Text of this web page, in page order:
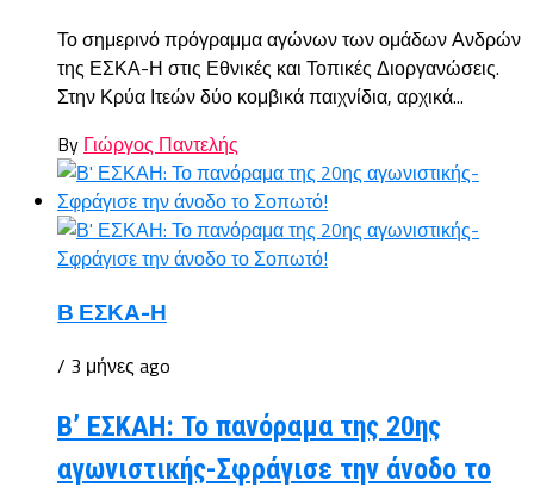
Το σημερινό πρόγραμμα αγώνων των ομάδων Ανδρών
της ΕΣΚΑ-Η στις Εθνικές και Τοπικές Διοργανώσεις.
Στην Κρύα Ιτεών δύο κομβικά παιχνίδια, αρχικά...
By Γιώργος Παντελής
Β ΕΣΚΑ-Η
/ 3 μήνες ago
Β’ ΕΣΚΑΗ: Το πανόραμα της 20ης
αγωνιστικής-Σφράγισε την άνοδο το